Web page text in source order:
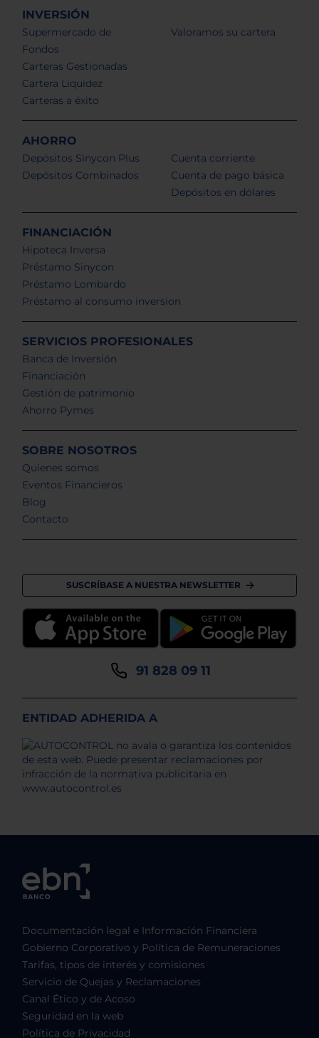
INVERSIÓN
Supermercado de
Fondos
Carteras Gestionadas
Cartera Liquidez
Carteras a éxito
Valoramos su cartera
AHORRO
Depósitos Sinycon Plus
Depósitos Combinados
Cuenta corriente
Cuenta de pago básica
Depósitos en dólares
FINANCIACIÓN
Hipoteca Inversa
Préstamo Sinycon
Préstamo Lombardo
Préstamo al consumo inversion
SERVICIOS PROFESIONALES
Banca de Inversión
Financiación
Gestión de patrimonio
Ahorro Pymes
SOBRE NOSOTROS
Quienes somos
Eventos Financieros
Blog
Contacto
SUSCRÍBASE A NUESTRA NEWSLETTER
91 828 09 11
ENTIDAD ADHERIDA A
Documentación legal e Información Financiera
Gobierno Corporativo y Política de Remuneraciones
Tarifas, tipos de interés y comisiones
Servicio de Quejas y Reclamaciones
Canal Ético y de Acoso
Seguridad en la web
Política de Privacidad